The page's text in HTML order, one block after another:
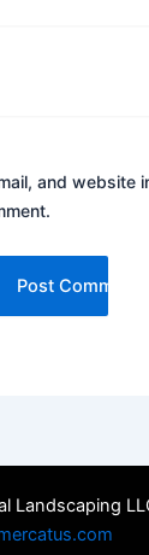
and website
Landscaping